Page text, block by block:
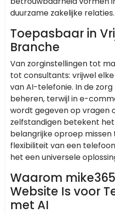
duurzame zakelijke relaties.
Toepasbaar in
Branche
Van zorginstellingen tot
tot consultants: vrijwel
van AI-telefonie. In de
beheren, terwijl in e-
wordt gegeven op vragen
zelfstandigen betekent
belangrijke oproep missen
flexibiliteit van een
het een universele
Waarom
Website Is voor
met AI